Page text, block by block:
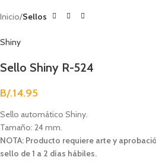
Inicio Sellos
Shiny
Sello Shiny R-524
B/.14.95
Sello automático Shiny.
Tamaño: 24 mm.
NOTA: Producto requiere arte y
sello de 1 a 2 días hábiles.